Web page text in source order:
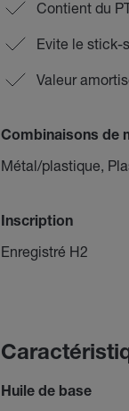
Contient du
Evite le stick-
Valeur
Combinaisons de
Métal/plastique,
Inscription
Enregistré H2
Huile de base